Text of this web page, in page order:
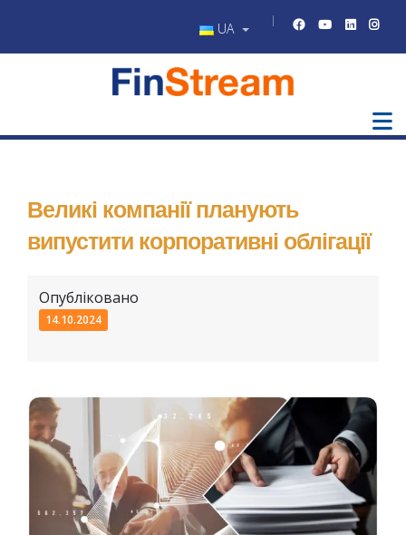
UA
Великі компанії планують
випустити корпоративні облігації
Опубліковано
14.10.2024